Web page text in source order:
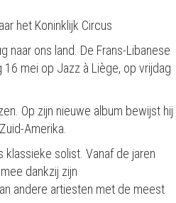
het Koninklijk Circus
naar ons land. De Frans-Libanese
mei op Jazz à Liège, op vrijdag
Op zijn nieuwe album bewijst hij
Amerika.
solist. Vanaf de jaren
dankzij zijn
andere artiesten met de meest